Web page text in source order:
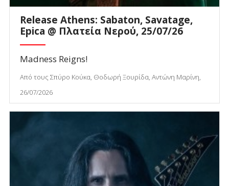
Release Athens: Sabaton, Savatage,
Epica @ Πλατεία Νερού, 25/07/26
Madness Reigns!
Από τους Σπύρο Κούκα, Θοδωρή Ξουρίδα, Αντώνη Μαρίνη,
26/07/2026